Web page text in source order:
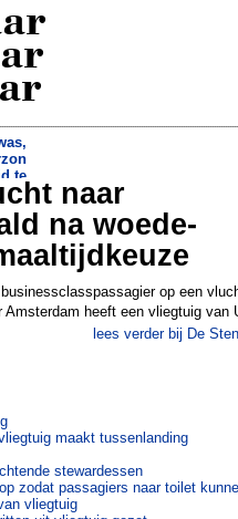
te
berispt rechter die
MH17 verspreidt
naar
na woede-
op een
heeft een vliegtuig van
lees verder bij De
maakt tussenlanding
stewardessen
zodat passagiers naar toilet
vliegtuig